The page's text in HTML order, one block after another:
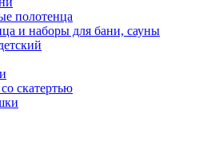
полотенца
и наборы для бани, сауны
скатертью